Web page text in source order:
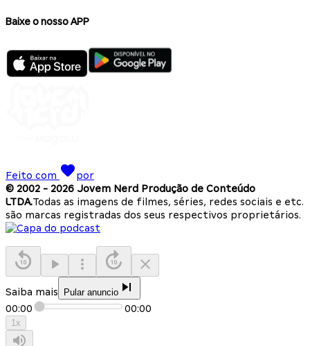
Baixe o nosso APP
Feito com
por
© 2002 - 2026 Jovem Nerd Produção de Conteúdo
LTDA.Todas as imagens de filmes, séries, redes sociais e etc.
são marcas registradas dos seus respectivos proprietários.
Saiba mais Pular anuncio
00:00 00:00
1x